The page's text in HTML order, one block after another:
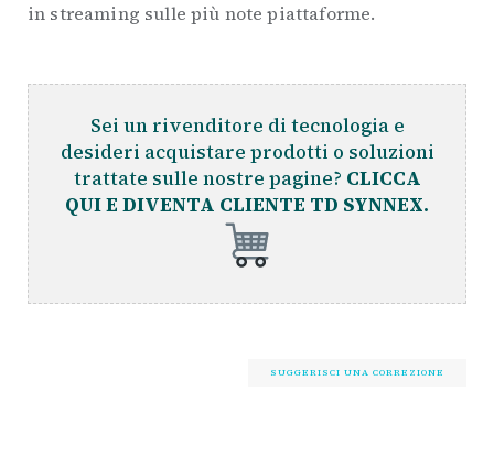
in streaming sulle più note piattaforme.
Sei un rivenditore di tecnologia e
desideri acquistare prodotti o soluzioni
trattate sulle nostre pagine? CLICCA
QUI E DIVENTA CLIENTE TD SYNNEX.
SUGGERISCI UNA CORREZIONE